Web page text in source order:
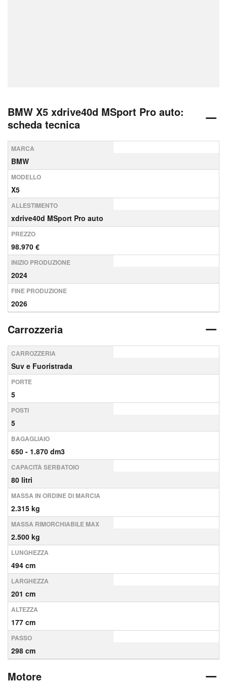
BMW X5 xdrive40d MSport Pro auto:
scheda tecnica
MARCA
BMW
MODELLO
X5
ALLESTIMENTO
xdrive40d MSport Pro auto
PREZZO
98.970 €
INIZIO PRODUZIONE
2024
FINE PRODUZIONE
2026
Carrozzeria
CARROZZERIA
Suv e Fuoristrada
PORTE
5
POSTI
5
BAGAGLIAIO
650 - 1.870 dm3
CAPACITÀ SERBATOIO
80 litri
MASSA IN ORDINE DI MARCIA
2.315 kg
MASSA RIMORCHIABILE MAX
2.500 kg
LUNGHEZZA
494 cm
LARGHEZZA
201 cm
ALTEZZA
177 cm
PASSO
298 cm
Motore